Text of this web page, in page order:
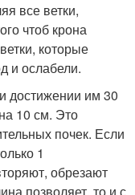
все ветки,
чтоб крона
которые
и ослабели.
достижении им 30
10 см. Это
почек. Если
1
обрезают